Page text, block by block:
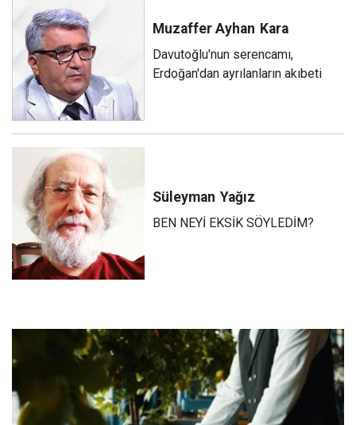
Muzaffer Ayhan Kara
Davutoğlu'nun serencamı,
Erdoğan'dan ayrılanların akıbeti
Süleyman Yağız
BEN NEYİ EKSİK SÖYLEDİM?